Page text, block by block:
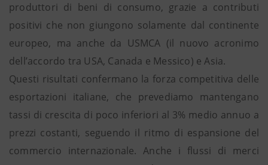
produttori di beni di consumo, grazie a contributi
positivi che non giungono solamente dal continente
europeo, ma anche da USMCA (il nuovo acronimo
dell’accordo tra USA, Canada e Messico) e Asia.
Questi risultati confermano la forza competitiva delle
esportazioni italiane, che prevediamo mantengano
tassi di crescita di poco inferiori al 3% medio annuo a
prezzi costanti, seguendo il ritmo di espansione del
commercio internazionale. Anche i flussi di merci